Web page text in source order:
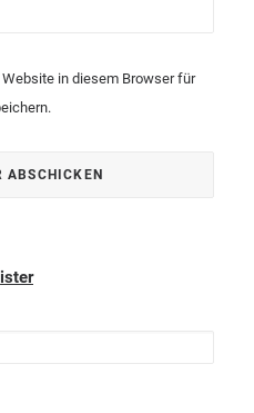
in diesem Browser für